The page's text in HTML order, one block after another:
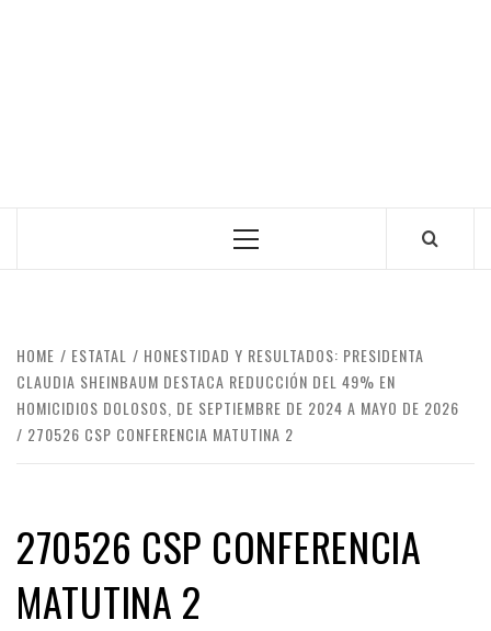
Primary
HOME ESTATAL
HONESTIDAD Y RESULTADOS: PRESIDENTA
CLAUDIA SHEINBAUM DESTACA REDUCCIÓN DEL 49% EN
HOMICIDIOS DOLOSOS, DE SEPTIEMBRE DE 2024 A MAYO DE 2026
270526 CSP CONFERENCIA MATUTINA 2
270526 CSP CONFERENCIA
MATUTINA 2